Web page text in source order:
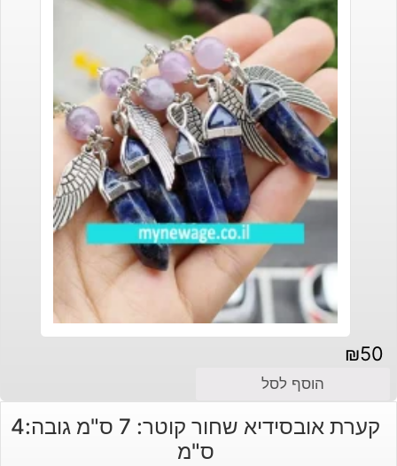
₪50
הוסף לסל
קערת אובסידיא שחור קוטר: 7 ס"מ גובה:4
ס"מ